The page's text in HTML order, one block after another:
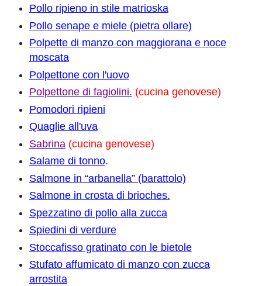
Pollo ripieno in stile matrioska
Pollo senape e miele (pietra ollare)
Polpette di manzo con maggiorana e noce
moscata
Polpettone con l'uovo
Polpettone di fagiolini. (cucina genovese)
Pomodori ripieni
Quaglie all'uva
Sabrina (cucina genovese)
Salame di tonno.
Salmone in “arbanella” (barattolo)
Salmone in crosta di brioches.
Spezzatino di pollo alla zucca
Spiedini di verdure
Stoccafisso gratinato con le bietole
Stufato affumicato di manzo con zucca
arrostita